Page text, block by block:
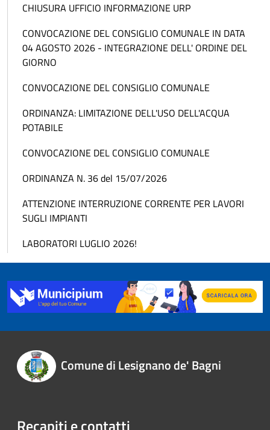
CHIUSURA UFFICIO INFORMAZIONE URP
CONVOCAZIONE DEL CONSIGLIO COMUNALE IN DATA
04 AGOSTO 2026 - INTEGRAZIONE DELL' ORDINE DEL
GIORNO
CONVOCAZIONE DEL CONSIGLIO COMUNALE
ORDINANZA: LIMITAZIONE DELL'USO DELL'ACQUA
POTABILE
CONVOCAZIONE DEL CONSIGLIO COMUNALE
ORDINANZA N. 36 del 15/07/2026
ATTENZIONE INTERRUZIONE CORRENTE PER LAVORI
SUGLI IMPIANTI
LABORATORI LUGLIO 2026!
Comune di Lesignano de' Bagni